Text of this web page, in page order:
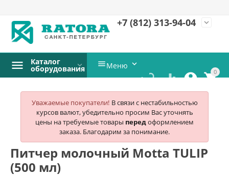
+7 (812) 313-94-04 expand_more
0


 
Каталог
оборудования Меню 
Уважаемые покупатели! В связи с нестабильностью
курсов валют, убедительно просим Вас уточнять
цены на требуемые товары передоформлением
заказа. Благодарим за понимание.
Питчер молочный Motta TULIP
(500 мл)